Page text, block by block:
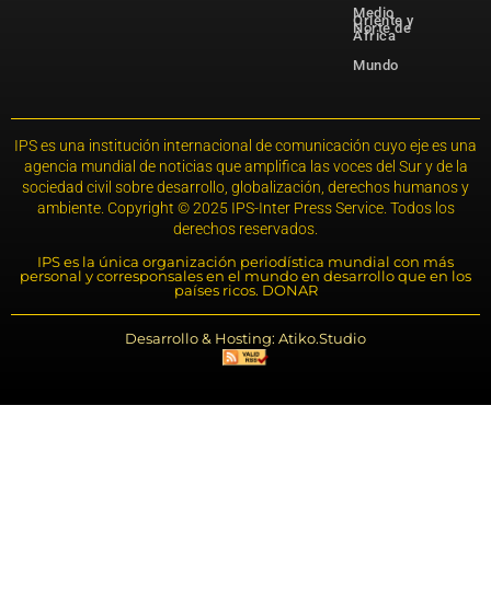
Medio
Oriente y
Norte de
África
Mundo
IPS es una institución internacional de comunicación cuyo eje es una
agencia mundial de noticias que amplifica las voces del Sur y de la
sociedad civil sobre desarrollo, globalización, derechos humanos y
ambiente. Copyright © 2025 IPS-Inter Press Service. Todos los
derechos reservados.
IPS es la única organización periodística mundial con más
personal y corresponsales en el mundo en desarrollo que en los
países ricos. DONAR
Desarrollo & Hosting: Atiko.Studio